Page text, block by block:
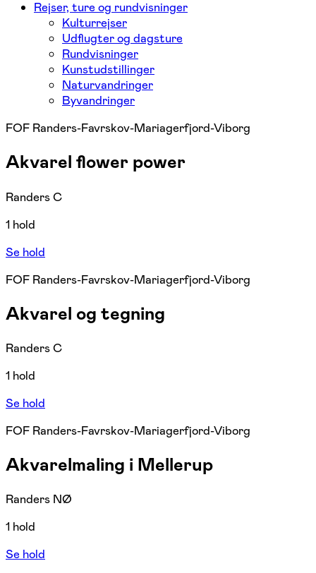
Rejser, ture og rundvisninger
Kulturrejser
Udflugter og dagsture
Rundvisninger
Kunstudstillinger
Naturvandringer
Byvandringer
FOF Randers-Favrskov-Mariagerfjord-Viborg
Akvarel flower power
Randers C
1 hold
Se hold
FOF Randers-Favrskov-Mariagerfjord-Viborg
Akvarel og tegning
Randers C
1 hold
Se hold
FOF Randers-Favrskov-Mariagerfjord-Viborg
Akvarelmaling i Mellerup
Randers NØ
1 hold
Se hold